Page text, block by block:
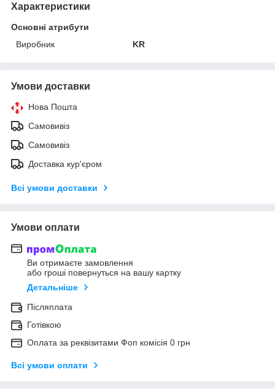
Характеристики
Основні атрибути
Виробник
KR
Умови доставки
Нова Пошта
Самовивіз
Самовивіз
Доставка кур'єром
Всі умови доставки
Умови оплати
Ви отримаєте замовлення
або гроші повернуться на вашу картку
Детальніше
Післяплата
Готівкою
Оплата за реквізитами Фоп комісія 0 грн
Всі умови оплати